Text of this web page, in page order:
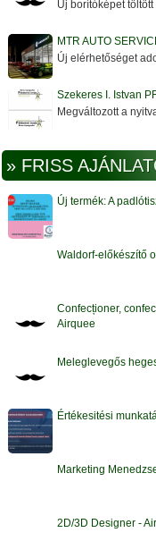
Új borítóképet töltött
MTR AUTO
Új elérhetőséget
Szekeres I. Istvan
Megváltozott a
» FRISS
Új termék: A
Waldorf-előkészítő
Confecționer,
Airquee
Meleglevegős
Értékesitési
Marketing
2D/3D Designer -